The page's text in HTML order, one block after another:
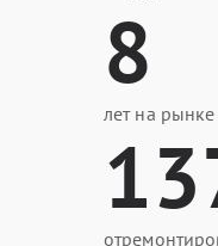
8
лет на рынке